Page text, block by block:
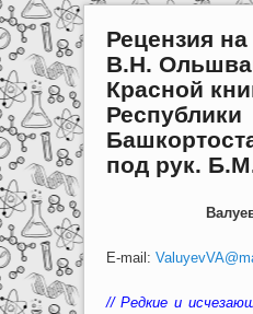
Рецензия на
В.Н.
Красной
Республики
под рук.
E-mail:
// Редкие и